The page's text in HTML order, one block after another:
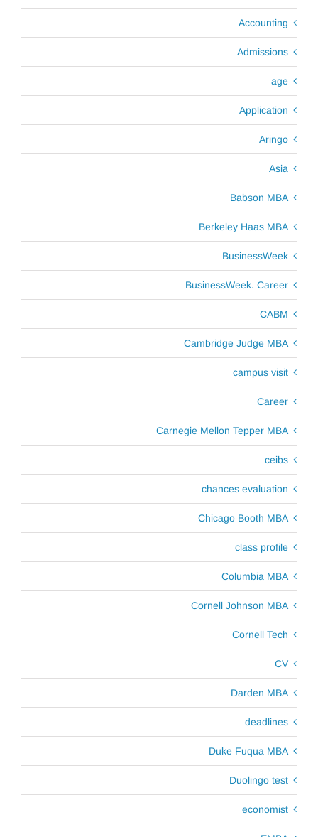
Accounting
Admissions
age
Application
Aringo
Asia
Babson MBA
Berkeley Haas MBA
BusinessWeek
BusinessWeek. Career
CABM
Cambridge Judge MBA
campus visit
Career
Carnegie Mellon Tepper MBA
ceibs
chances evaluation
Chicago Booth MBA
class profile
Columbia MBA
Cornell Johnson MBA
Cornell Tech
CV
Darden MBA
deadlines
Duke Fuqua MBA
Duolingo test
economist